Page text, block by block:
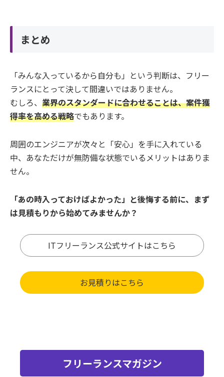
まとめ
「みんな入っているから自分も」という判断は、フリー
ランスにとって決して間違いではありません。
むしろ、 業界のスタンダードに合わせることは、案件獲
得率を高める戦略でもあります。
周囲のエンジニアが次々と「安心」を手に入れている
中、あなただけが無防備な状態でいるメリットはありま
せん。
「あの時入っておけばよかった」と後悔する前に、まず
は見積もりから始めてみませんか？
ITフリーランス公式サイトはこちら
お見積りはこちら
フリーランスマガジン